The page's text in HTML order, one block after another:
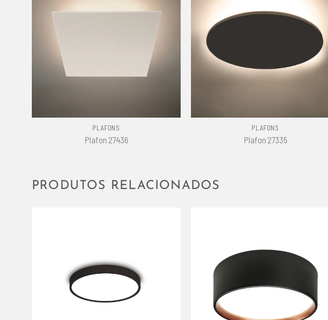
PLAFONS
Plafon 27436
PLAFONS
Plafon 27335
PRODUTOS RELACIONADOS